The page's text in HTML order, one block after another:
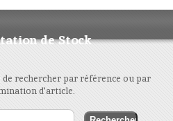
de Stock
rechercher par référence ou par
d'article.